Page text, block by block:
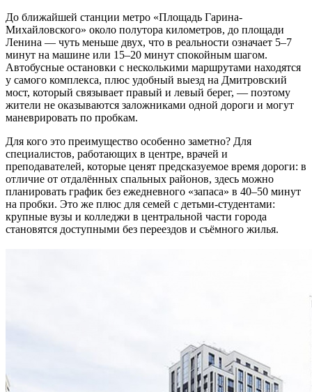
До ближайшей станции метро «Площадь Гарина-
Михайловского» около полутора километров, до площади
Ленина — чуть меньше двух, что в реальности означает 5–7
минут на машине или 15–20 минут спокойным шагом.
Автобусные остановки с несколькими маршрутами находятся
у самого комплекса, плюс удобный выезд на Дмитровский
мост, который связывает правый и левый берег, — поэтому
жители не оказываются заложниками одной дороги и могут
маневрировать по пробкам.
Для кого это преимущество особенно заметно? Для
специалистов, работающих в центре, врачей и
преподавателей, которые ценят предсказуемое время дороги: в
отличие от отдалённых спальных районов, здесь можно
планировать график без ежедневного «запаса» в 40–50 минут
на пробки. Это же плюс для семей с детьми-студентами:
крупные вузы и колледжи в центральной части города
становятся доступными без переездов и съёмного жилья.